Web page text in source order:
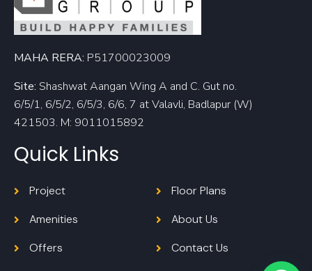
MAHA RERA: P51700023009
Site: Shashwat Aangan Wing A and C. Gut no.
6/5/1, 6/5/2, 6/5/3, 6/6, 7 at Valavli, Badlapur (W)
421503. M: 9011015892
Quick Links
Project
Amenities
Offers
Floor Plans
About Us
Contact Us